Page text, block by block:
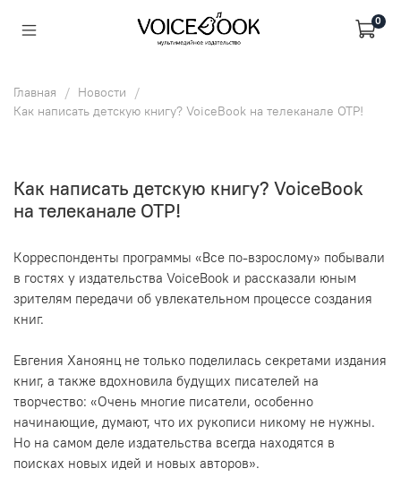
0
Главная
Новости
Как написать детскую книгу? VoiceBook на телеканале ОТР!
Как написать детскую книгу? VoiceBook
на телеканале ОТР!
Корреспонденты программы «Все по-взрослому» побывали
в гостях у издательства VoiceBook и рассказали юным
зрителям передачи об увлекательном процессе создания
книг.
Евгения Ханоянц не только поделилась секретами издания
книг, а также вдохновила будущих писателей на
творчество: «Очень многие писатели, особенно
начинающие, думают, что их рукописи никому не нужны.
Но на самом деле издательства всегда находятся в
поисках новых идей и новых авторов».